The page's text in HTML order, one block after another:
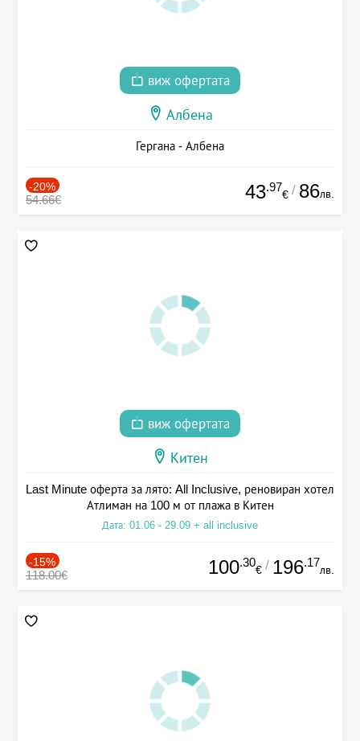
виж офертата
Албена
Гергана - Албена
-20%
54.66€ 43.97
€ / 86лв.
виж офертата
Китен
Last Minute оферта за лято: All Inclusive, реновиран хотел
Атлиман на 100 м от плажа в Китен
Дата: 01.06 - 29.09 + all inclusive
-15%
118.00€ 100.30
€ / 196.17
лв.